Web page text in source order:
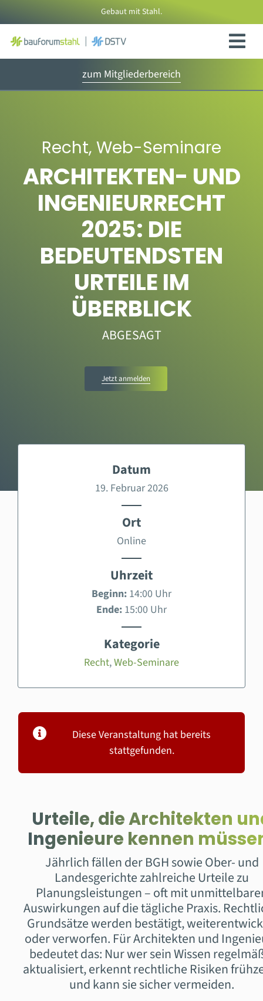
Inhalt
springen
Gebaut mit Stahl.
zum Mitgliederbereich
Recht, Web-Seminare
ARCHITEKTEN- UND
INGENIEURRECHT
2025: DIE
BEDEUTENDSTEN
URTEILE IM
ÜBERBLICK
ABGESAGT
Jetzt anmelden
Datum
19. Februar 2026
Ort
Online
Uhrzeit
Beginn: 14:00 Uhr
Ende: 15:00 Uhr
Kategorie
Recht,Web-Seminare
Diese Veranstaltung hat bereits
stattgefunden.
Urteile, die Architekten
Ingenieure kennen
Jährlich fällen der BGH sowie Ober- und
Landesgerichte zahlreiche Urteile zu
Planungsleistungen – oft mit
Auswirkungen auf die tägliche Praxis.
Grundsätze werden bestätigt,
oder verworfen. Für Architekten und
bedeutet das: Nur wer sein Wissen
aktualisiert, erkennt rechtliche Risiken
und kann sie sicher vermeiden.